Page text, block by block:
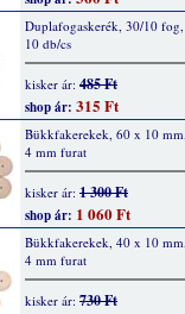
Duplafogaskerék, 30/10
10 db/cs
kisker ár: 485 Ft
shop ár: 315 Ft
Bükkfakerekek, 60 x 10
4 mm furat
kisker ár: 1 300 Ft
shop ár: 1 060 Ft
Bükkfakerekek, 40 x 10
4 mm furat
kisker ár: 730 Ft